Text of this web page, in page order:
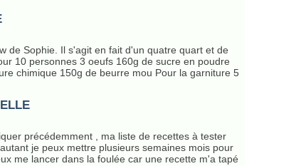
de Sophie. Il s'agit en fait d'un quatre quart et de
10 personnes 3 oeufs 160g de sucre en poudre
chimique 150g de beurre mou Pour la garniture 5
précédemment , ma liste de recettes à tester
je peux mettre plusieurs semaines mois pour
me lancer dans la foulée car une recette m'a tapé